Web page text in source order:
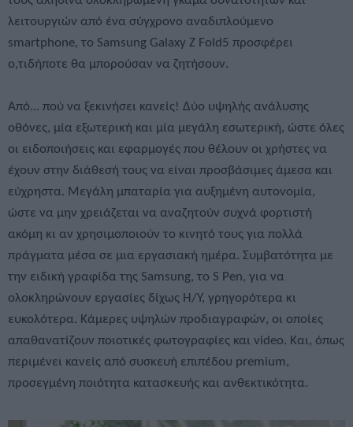
λειτουργιών από ένα σύγχρονο αναδιπλούμενο
smartphone, το Samsung Galaxy Z Fold5 προσφέρει
ο,τιδήποτε θα μπορούσαν να ζητήσουν.
Από... πού να ξεκινήσει κανείς! Δύο υψηλής ανάλυσης
οθόνες, μία εξωτερική και μία μεγάλη εσωτερική, ώστε όλες
οι ειδοποιήσεις και εφαρμογές που θέλουν οι χρήστες να
έχουν στην διάθεσή τους να είναι προσβάσιμες άμεσα και
εύχρηστα. Μεγάλη μπαταρία για αυξημένη αυτονομία,
ώστε να μην χρειάζεται να αναζητούν συχνά φορτιστή
ακόμη κι αν χρησιμοποιούν το κινητό τους για πολλά
πράγματα μέσα σε μια εργασιακή ημέρα. Συμβατότητα με
την ειδική γραφίδα της Samsung, το S Pen, για να
ολοκληρώνουν εργασίες δίχως Η/Υ, γρηγορότερα κι
ευκολότερα. Κάμερες υψηλών προδιαγραφών, οι οποίες
απαθανατίζουν ποιοτικές φωτογραφίες και video. Και, όπως
περιμένει κανείς από συσκευή επιπέδου premium,
προσεγμένη ποιότητα κατασκευής και ανθεκτικότητα.